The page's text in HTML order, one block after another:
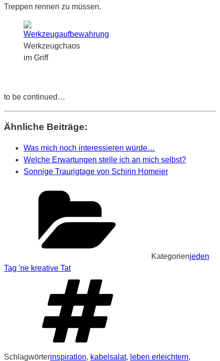
Treppen rennen zu müssen.
Werkzeugchaos
im Griff
to be continued…
Ähnliche Beiträge:
Was mich noch interessieren würde…
Welche Erwartungen stelle ich an mich selbst?
Sonnige Traurigtage von Schirin Homeier
Kategorienjeden
Tag 'ne kreative Tat
Schlagwörterinspiration, kabelsalat, leben erleichtern,